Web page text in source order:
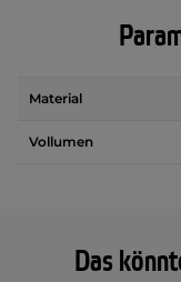
Das
Material
Vollumen